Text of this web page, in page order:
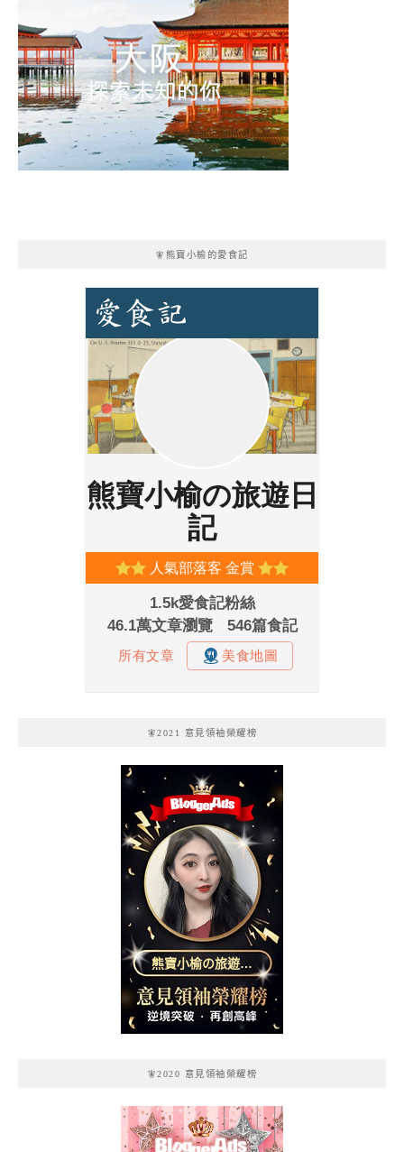
🧚熊寶小榆的愛食記
🧚2021 意見領袖榮耀榜
熊寶小榆の旅遊日
記
🧚2020 意見領袖榮耀榜